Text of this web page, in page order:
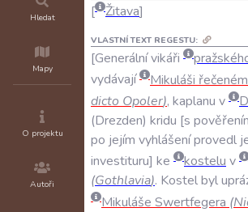
Hledat
Mapy
O projektu
Autoři
Žitava
VLASTNÍ TEXT REGESTU:
Generálnívikáři
vydávají
Mikuláši
dicto Opoler), kaplanu v
(Drezden) kridu s
po jejím vyhlášeníprovedl
investituru ke kostelu v
(Gothlavia). Kostelbyl
Mikuláše Swertfegera (